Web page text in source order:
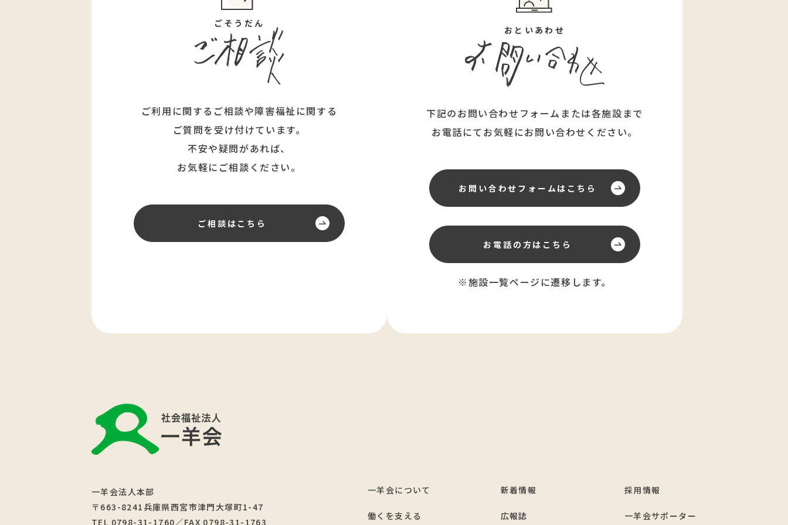
ごそうだん
ご利用に関するご相談や障害福祉に関する
ご質問を受け付けています。
不安や疑問があれば、
お気軽にご相談ください。
ご相談はこちら
おといあわせ
下記のお問い合わせフォームまたは各施設まで
お電話にてお気軽にお問い合わせください。
お問い合わせフォーム はこちら
お電話の方はこちら
※施設一覧ページに遷移します。
一羊会法人本部
〒663-8241兵庫県西宮市津門大塚町1-47
TEL 0798-31-1760／FAX 0798-31-1763
一羊会について
働くを支える
新着情報
広報誌
採用情報
一羊会サポーター